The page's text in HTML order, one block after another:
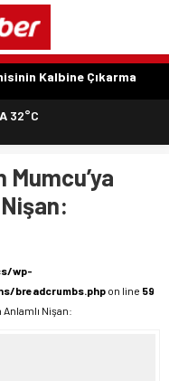
Kalbine Çıkarma
Uygulanmadı?”
Haklar Korunmalı,
Kimsenin Lütfuyla Değil,
Millet Vicdanının
32°C
Mumcu’ya
wp-
breadcrumbs.php on line 59
Anlamlı Nişan: